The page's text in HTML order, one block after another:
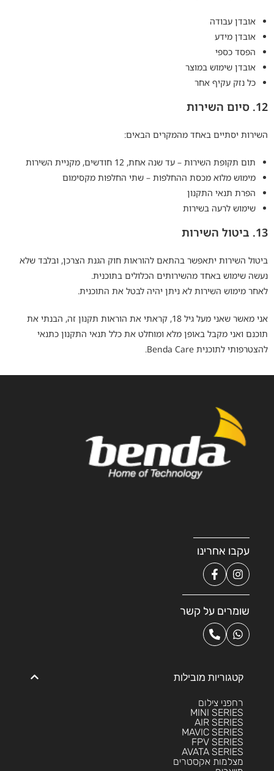
אובדן עבודה
אובדן מידע
הפסד כספי
אובדן שימוש במוצר
כל נזק עקיף אחר
12. סיום השירות
השירות יסתיים באחד מהמקרים הבאים:
תום תקופת השירות – עד שנה אחת, 12 חודשים, מקניית השירות
מימוש מלוא מכסת ההחלפות – שתי החלפות מקסימום
הפרת תנאי התקנון
שימוש לרעה בשירות
13. ביטול השירות
ביטול השירות יתאפשר בהתאם להוראות חוק הגנת הצרכן, ובלבד שלא
נעשה שימוש באחד מהשירותים הכלולים בתוכנית.
לאחר מימוש השירות לא ניתן יהיה לבטל את התוכנית.
אני מאשר שאני מעל גיל 18, קראתי את הוראות תקנון זה, הבנתי את
תוכנם ואני מקבל באופן מלא ומוחלט את כלל תנאי התקנון כתנאי
להצטרפותי לתוכנית Benda Care.
עקבו אחרינו
שומרים על קשר
קטגוריות מובילות
רחפני צילום
MINI SERIES
AIR SERIES
MAVIC SERIES
FPV SERIES
AVATA SERIES
מצלמות אקסטרים